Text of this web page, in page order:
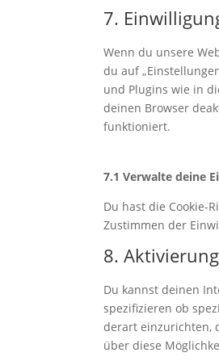
7.
Wenn du unsere
du auf
und Plugins wie in
deinen Browser
funktioniert.
7.1 Verwalte deine
Du hast die Cookie-
Zustimmen der
8.
Du kannst deinen
spezifizieren ob
derart einzurichten,
über diese